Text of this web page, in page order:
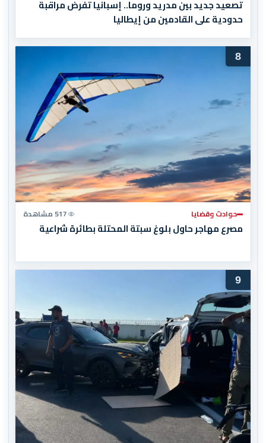
تصعيد جديد بين مدريد وروما.. إسبانيا تفرض مراقبة
حدودية على القادمين من إيطاليا
8
حوادث وقضايا 517 مشاهدة
مصرع مهاجر حاول بلوغ سبتة المحتلة بطائرة شراعية
9